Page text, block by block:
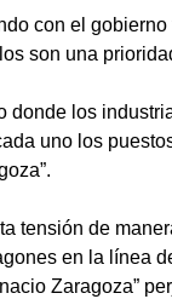
con el gobierno
son una
donde los
uno los
tensión de
en la línea
Zaragoza”